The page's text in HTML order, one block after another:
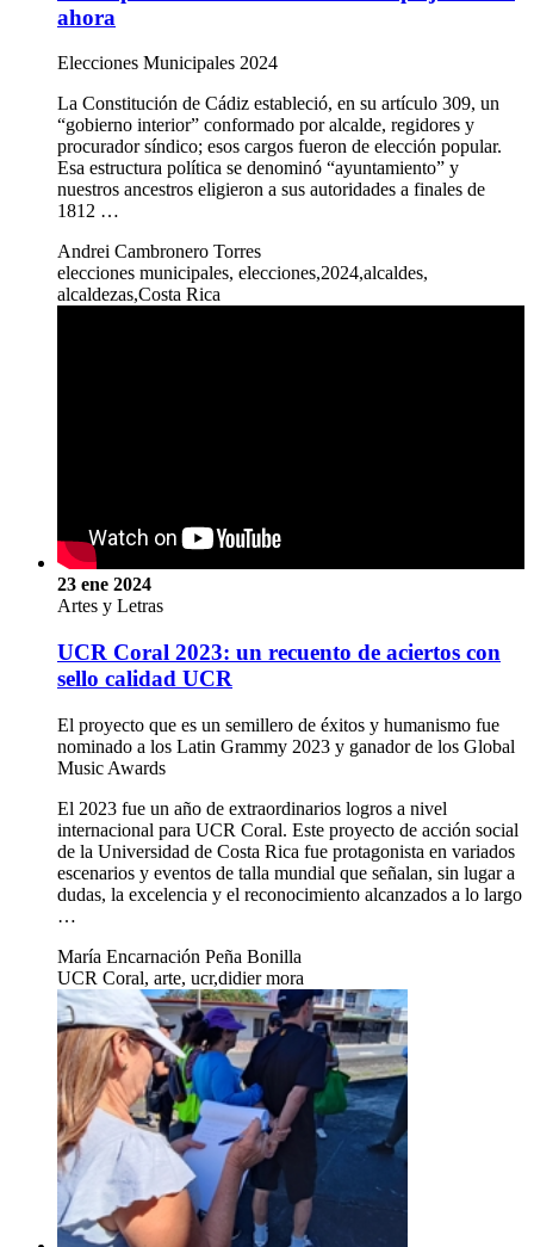
ahora
Elecciones Municipales 2024
La Constitución de Cádiz estableció, en su artículo 309, un
“gobierno interior” conformado por alcalde, regidores y
procurador síndico; esos cargos fueron de elección popular.
Esa estructura política se denominó “ayuntamiento” y
nuestros ancestros eligieron a sus autoridades a finales de
1812 …
Andrei Cambronero Torres
elecciones municipales, elecciones,2024,alcaldes,
alcaldezas,Costa Rica
23 ene 2024
Artes y Letras
UCR Coral 2023: un recuento de aciertos con
sello calidad UCR
El proyecto que es un semillero de éxitos y humanismo fue
nominado a los Latin Grammy 2023 y ganador de los Global
Music Awards
El 2023 fue un año de extraordinarios logros a nivel
internacional para UCR Coral. Este proyecto de acción social
de la Universidad de Costa Rica fue protagonista en variados
escenarios y eventos de talla mundial que señalan, sin lugar a
dudas, la excelencia y el reconocimiento alcanzados a lo largo
…
María Encarnación Peña Bonilla
UCR Coral, arte, ucr,didier mora